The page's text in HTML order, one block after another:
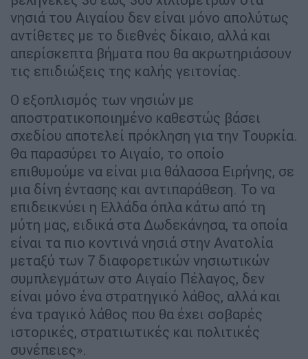
νησιά του Αιγαίου δεν είναι μόνο απολύτως
αντίθετες με το διεθνές δίκαιο, αλλά και
απερίσκεπτα βήματα που θα ακρωτηριάσουν
τις επιδιώξεις της καλής γειτονίας.
Ο εξοπλισμός των νησιών με
αποστρατικοποιημένο καθεστώς βάσει
σχεδίου αποτελεί πρόκληση για την Τουρκία.
Θα παρασύρει το Αιγαίο, το οποίο
επιθυμούμε να είναι μια θάλασσα Ειρήνης, σε
μια δίνη έντασης και αντιπαράθεση. Το να
επιδεικνύει η Ελλάδα όπλα κάτω από τη
μύτη μας, ειδικά στα Δωδεκάνησα, τα οποία
είναι τα πιο κοντινά νησιά στην Ανατολία
μεταξύ των 7 διαφορετικών νησιωτικών
συμπλεγμάτων στο Αιγαίο Πέλαγος, δεν
είναι μόνο ένα στρατηγικό λάθος, αλλά και
ένα τραγικό λάθος που θα έχει σοβαρές
ιστορικές, στρατιωτικές και πολιτικές
συνέπειες».